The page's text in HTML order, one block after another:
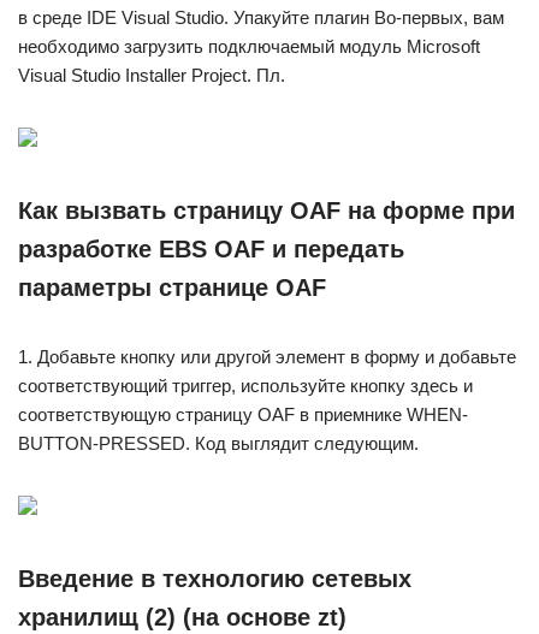
в среде IDE Visual Studio. Упакуйте плагин Во-первых, вам
необходимо загрузить подключаемый модуль Microsoft
Visual Studio Installer Project. Пл.
Как вызвать страницу OAF на форме при
разработке EBS OAF и передать
параметры странице OAF
1. Добавьте кнопку или другой элемент в форму и добавьте
соответствующий триггер, используйте кнопку здесь и
соответствующую страницу OAF в приемнике WHEN-
BUTTON-PRESSED. Код выглядит следующим.
Введение в технологию сетевых
хранилищ (2) (на основе zt)